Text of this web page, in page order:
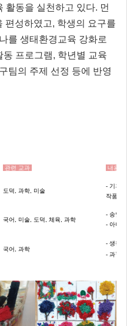
활동을 실천하고 있다. 먼
편성하였고, 학생의 요구를
를 생태환경교육 강화로
프로그램, 학년별 교육
팀의 주제 선정 등에 반영
관련 교과 내용
도덕, 과학, 미술
- 기후
작품 만
국어, 미술, 도덕, 체육, 과학
- 송암
- 아나
국어, 과학
- 생활
- 과학